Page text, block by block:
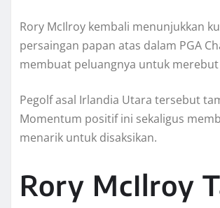
Rory McIlroy kembali menunjukkan
persaingan papan atas dalam PGA
membuat peluangnya untuk
Pegolf asal Irlandia Utara tersebut
Momentum positif ini sekaligus
menarik untuk disaksikan.
Rory McIlroy